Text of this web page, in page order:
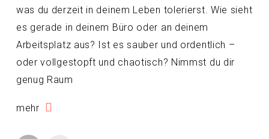
was du derzeit in deinem Leben tolerierst. Wie sieht
es gerade in deinem Büro oder an deinem
Arbeitsplatz aus? Ist es sauber und ordentlich –
oder vollgestopft und chaotisch? Nimmst du dir
genug Raum
mehr